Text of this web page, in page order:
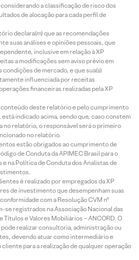
a classificação de risco dos
de alocação para cada perfil de
declara(m) que as recomendações
suas análises e opiniões pessoais, que
inclusive em relação à XP
a modificações sem aviso prévio em
de mercado, e que sua(s)
influenciada por receitas
financeiras realizadas pela XP
conteúdo deste relatório e pelo cumprimento
está indicado acima, sendo que, caso constem
no relatório, o responsável será o primeiro
no relatório.
estão obrigados ao cumprimento de
de Conduta da APIMEC Brasil para o
na Política de Conduta dos Analistas de
é realizado por empregados da XP
de investimento que desempenham suas
com a Resolução CVM nº
se registrados na Associação Nacional das
e Valores Mobiliários – ANCORD. O
realizar consultoria, administração ou
devendo atuar como intermediário e
para a realização de qualquer operação